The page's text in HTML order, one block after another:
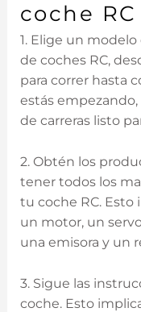
coche
1. Elige un modelo
de coches RC,
para correr hasta
estás
de carreras listo
2. Obtén los
tener todos los
tu coche RC. Esto
un motor, un
una emisora y un
3. Sigue las
coche. Esto